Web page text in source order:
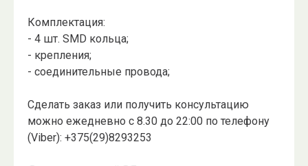
Комплектация:
- 4 шт. SMD кольца;
- крепления;
- соединительные провода;
Сделать заказ или получить консультацию
можно ежедневно с 8.30 до 22:00 по телефону
(Viber): +375(29)8293253